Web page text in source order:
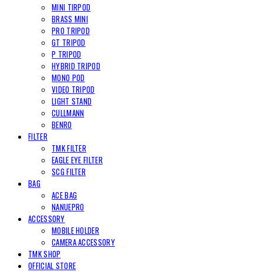
MINI TIRPOD
BRASS MINI
PRO TRIPOD
GT TRIPOD
P TRIPOD
HYBRID TRIPOD
MONO POD
VIDEO TRIPOD
LIGHT STAND
CULLMANN
BENRO
FILTER
TMK FILTER
EAGLE EYE FILTER
SCG FILTER
BAG
ACE BAG
NANUEPRO
ACCESSORY
MOBILE HOLDER
CAMERA ACCESSORY
TMK SHOP
OFFICIAL STORE